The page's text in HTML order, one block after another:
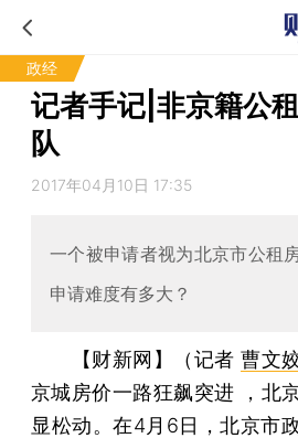
政经
记者手记|非京籍公
队
2017年04月10日 17:35
一个被申请者视为北京市公租
申请难度有多大？
【财新网】（记者曹文
京城房价一路狂飙突进 ，北
显松动。在4月6日，北京市